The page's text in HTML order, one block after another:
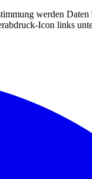
werden
Icon links